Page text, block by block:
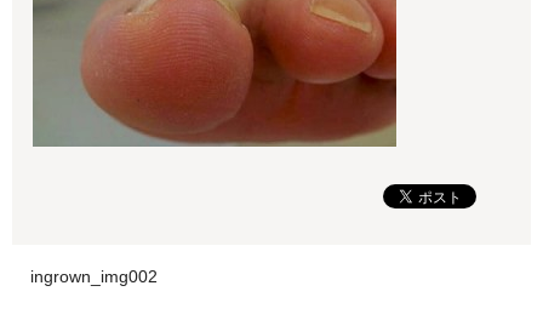
ingrown_img002